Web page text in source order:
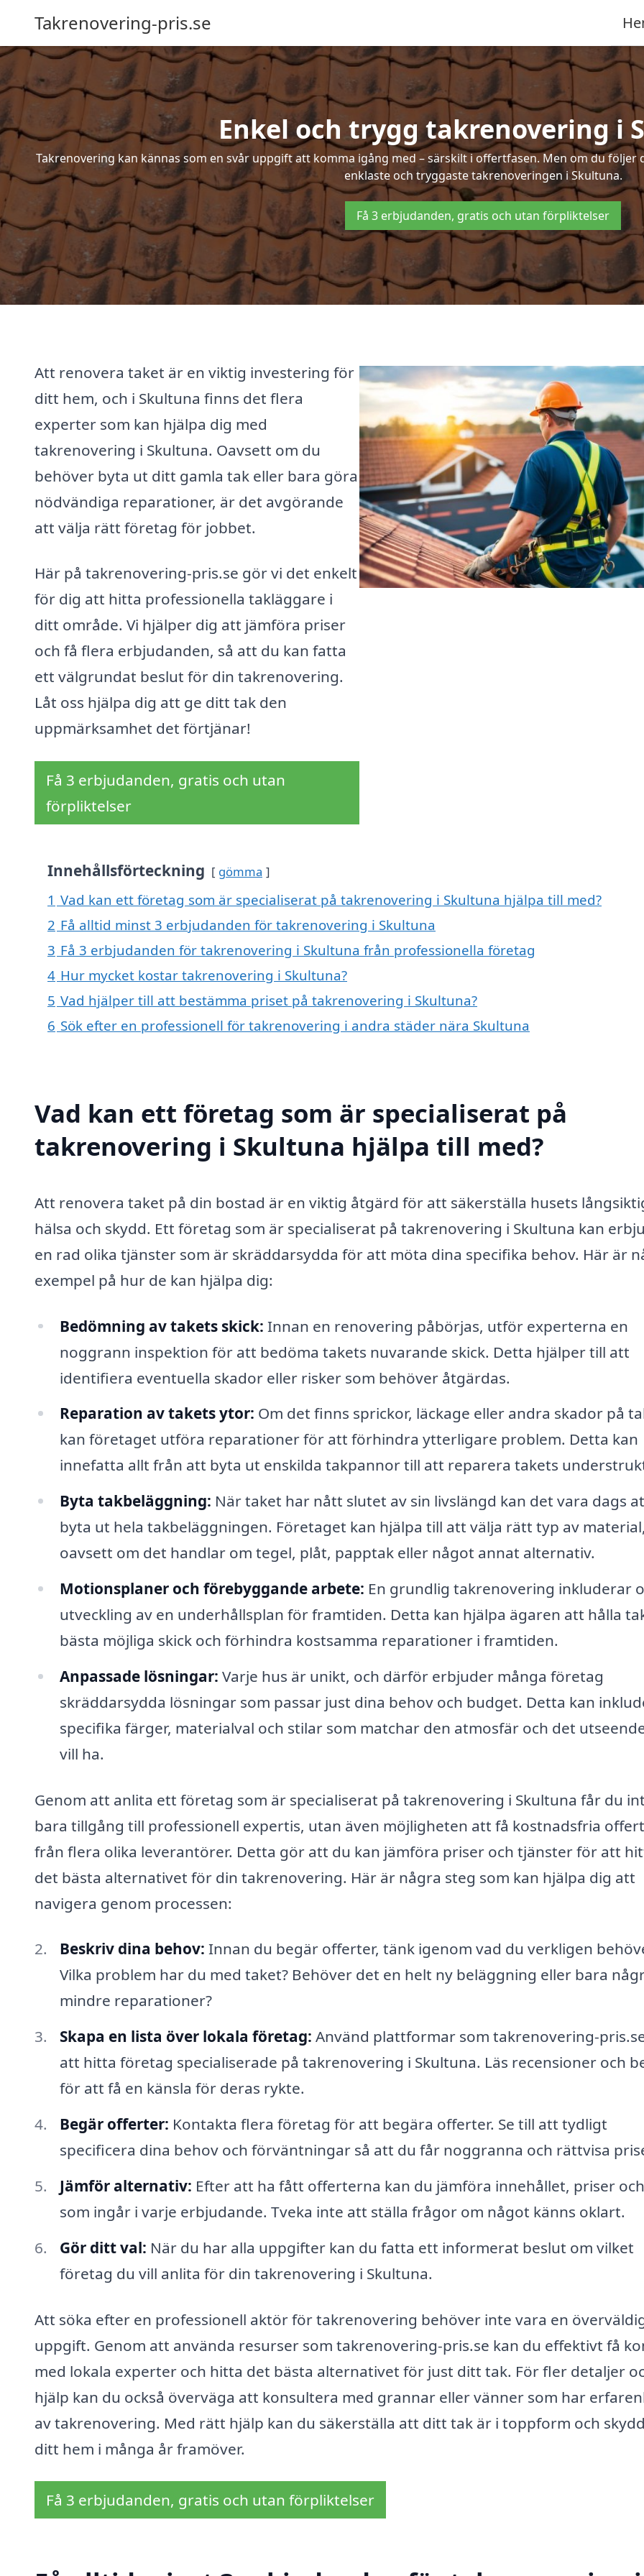
Takrenovering-pris.se
Enkel och trygg takrenovering i
Takrenovering kan kännas som en svår uppgift att komma igång med – särskilt i offertfasen. Men om du
enklaste och tryggaste takrenoveringen i Skultuna.
Få 3 erbjudanden, gratis och utan förpliktelser
Att renovera taket är en viktig investering för
ditt hem, och i Skultuna finns det flera
experter som kan hjälpa dig med
takrenovering i Skultuna. Oavsett om du
behöver byta ut ditt gamla tak eller bara göra
nödvändiga reparationer, är det avgörande
att välja rätt företag för jobbet.
Här på takrenovering-pris.se gör vi det enkelt
för dig att hitta professionella takläggare i
ditt område. Vi hjälper dig att jämföra priser
och få flera erbjudanden, så att du kan fatta
ett välgrundat beslut för din takrenovering.
Låt oss hjälpa dig att ge ditt tak den
uppmärksamhet det förtjänar!
Få 3 erbjudanden, gratis och utan
förpliktelser
Innehållsförteckning gömma
1 Vad kan ett företag som är specialiserat på takrenovering i Skultuna hjälpa till med?
2 Få alltid minst 3 erbjudanden för takrenovering i Skultuna
3 Få 3 erbjudanden för takrenovering i Skultuna från professionella företag
4 Hur mycket kostar takrenovering i Skultuna?
5 Vad hjälper till att bestämma priset på takrenovering i Skultuna?
6 Sök efter en professionell för takrenovering i andra städer nära Skultuna
Vad kan ett företag som är specialiserat på
takrenovering i Skultuna hjälpa till med?
Att renovera taket på din bostad är en viktig åtgärd för att säkerställa husets
hälsa och skydd. Ett företag som är specialiserat på takrenovering i Skultuna kan
en rad olika tjänster som är skräddarsydda för att möta dina specifika behov. Här är
exempel på hur de kan hjälpa dig:
Bedömning av takets skick: Innan en renovering påbörjas, utför experterna en
noggrann inspektion för att bedöma takets nuvarande skick. Detta hjälper till att
identifiera eventuella skador eller risker som behöver åtgärdas.
Reparation av takets ytor: Om det finns sprickor, läckage eller andra skador på
kan företaget utföra reparationer för att förhindra ytterligare problem. Detta kan
innefatta allt från att byta ut enskilda takpannor till att reparera takets
Byta takbeläggning: När taket har nått slutet av sin livslängd kan det vara dags
byta ut hela takbeläggningen. Företaget kan hjälpa till att välja rätt typ av material,
oavsett om det handlar om tegel, plåt, papptak eller något annat alternativ.
Motionsplaner och förebyggande arbete: En grundlig takrenovering inkluderar
utveckling av en underhållsplan för framtiden. Detta kan hjälpa ägaren att hålla
bästa möjliga skick och förhindra kostsamma reparationer i framtiden.
Anpassade lösningar: Varje hus är unikt, och därför erbjuder många företag
skräddarsydda lösningar som passar just dina behov och budget. Detta kan
specifika färger, materialval och stilar som matchar den atmosfär och det
vill ha.
Genom att anlita ett företag som är specialiserat på takrenovering i Skultuna får du
bara tillgång till professionell expertis, utan även möjligheten att få kostnadsfria
från flera olika leverantörer. Detta gör att du kan jämföra priser och tjänster för att
det bästa alternativet för din takrenovering. Här är några steg som kan hjälpa dig att
navigera genom processen:
Beskriv dina behov: Innan du begär offerter, tänk igenom vad du verkligen
Vilka problem har du med taket? Behöver det en helt ny beläggning eller bara
mindre reparationer?
Skapa en lista över lokala företag: Använd plattformar som takrenovering-
att hitta företag specialiserade på takrenovering i Skultuna. Läs recensioner och
för att få en känsla för deras rykte.
Begär offerter: Kontakta flera företag för att begära offerter. Se till att tydligt
specificera dina behov och förväntningar så att du får noggranna och rättvisa
Jämför alternativ: Efter att ha fått offerterna kan du jämföra innehållet, priser
som ingår i varje erbjudande. Tveka inte att ställa frågor om något känns oklart.
Gör ditt val: När du har alla uppgifter kan du fatta ett informerat beslut om vilket
företag du vill anlita för din takrenovering i Skultuna.
Att söka efter en professionell aktör för takrenovering behöver inte vara en
uppgift. Genom att använda resurser som takrenovering-pris.se kan du effektivt få
med lokala experter och hitta det bästa alternativet för just ditt tak. För fler detaljer
hjälp kan du också överväga att konsultera med grannar eller vänner som har
av takrenovering. Med rätt hjälp kan du säkerställa att ditt tak är i toppform och
ditt hem i många år framöver.
Få 3 erbjudanden, gratis och utan förpliktelser